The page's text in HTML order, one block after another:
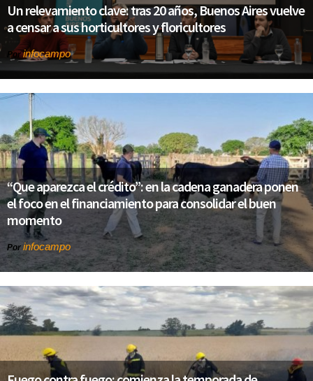
Un relevamiento clave: tras 20 años, Buenos Aires vuelve
a censar a sus horticultores y floricultores
Porinfocampo
“Que aparezca el crédito”: en la cadena ganadera ponen
el foco en el financiamiento para consolidar el buen
momento
Por infocampo